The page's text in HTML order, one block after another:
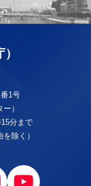
1号
）
分まで
除く）